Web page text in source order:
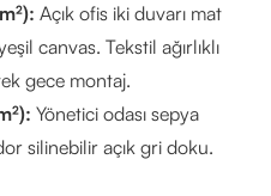
Açık ofis iki duvarı mat
canvas. Tekstil ağırlıklı
gece montaj.
Yönetici odası sepya
silinebilir açık gri doku.